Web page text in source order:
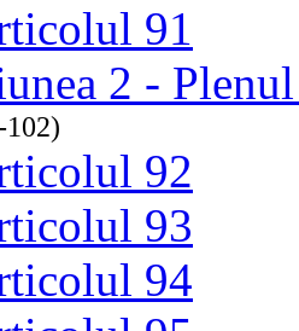
91
2 -
92
93
94